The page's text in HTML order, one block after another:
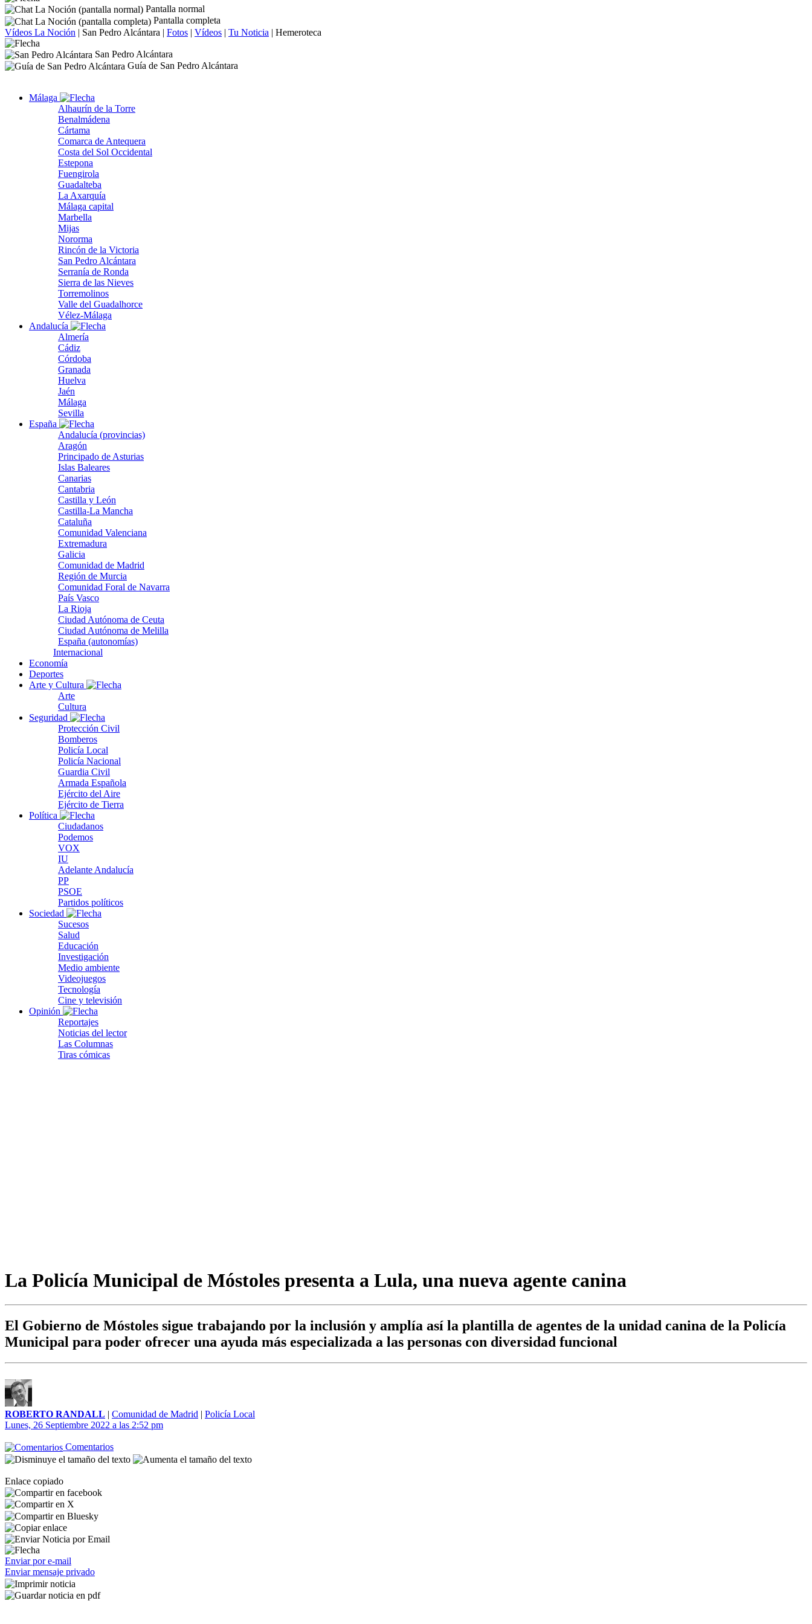
Pantalla normal
Pantalla completa
Vídeos La Noción | San Pedro Alcántara | Fotos | Vídeos | Tu Noticia | Hemeroteca
San Pedro Alcántara
Guía de San Pedro Alcántara
Málaga
Alhaurín de la Torre
Benalmádena
Cártama
Comarca de Antequera
Costa del Sol Occidental
Estepona
Fuengirola
Guadalteba
La Axarquía
Málaga capital
Marbella
Mijas
Nororma
Rincón de la Victoria
San Pedro Alcántara
Serranía de Ronda
Sierra de las Nieves
Torremolinos
Valle del Guadalhorce
Vélez-Málaga
Andalucía
Almería
Cádiz
Córdoba
Granada
Huelva
Jaén
Málaga
Sevilla
España
Andalucía (provincias)
Aragón
Principado de Asturias
Islas Baleares
Canarias
Cantabria
Castilla y León
Castilla-La Mancha
Cataluña
Comunidad Valenciana
Extremadura
Galicia
Comunidad de Madrid
Región de Murcia
Comunidad Foral de Navarra
País Vasco
La Rioja
Ciudad Autónoma de Ceuta
Ciudad Autónoma de Melilla
España (autonomías)
Internacional
Economía
Deportes
Arte y Cultura
Arte
Cultura
Seguridad
Protección Civil
Bomberos
Policía Local
Policía Nacional
Guardia Civil
Armada Española
Ejército del Aire
Ejército de Tierra
Política
Ciudadanos
Podemos
VOX
IU
Adelante Andalucía
PP
PSOE
Partidos políticos
Sociedad
Sucesos
Salud
Educación
Investigación
Medio ambiente
Videojuegos
Tecnología
Cine y televisión
Opinión
Reportajes
Noticias del lector
Las Columnas
Tiras cómicas
La Policía Municipal de Móstoles presenta a Lula, una nueva agente canina
El Gobierno de Móstoles sigue trabajando por la inclusión y amplía así la plantilla de agentes de la unidad canina de la Policía
Municipal para poder ofrecer una ayuda más especializada a las personas con diversidad funcional
ROBERTO RANDALL | Comunidad de Madrid | Policía Local
Lunes, 26 Septiembre 2022 a las 2:52 pm
Comentarios
Enlace copiado
Enviar por e-mail
Enviar mensaje privado